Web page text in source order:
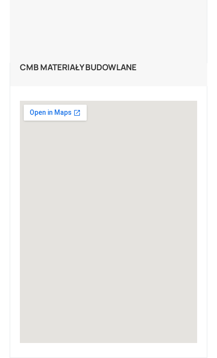
CMB MATERIAŁY BUDOWLANE